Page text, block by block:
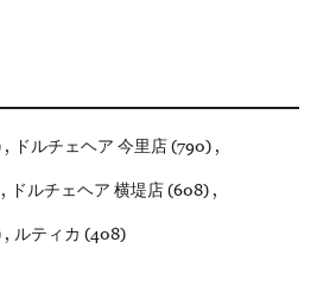
ドルチェヘア 今里店 (790)
ドルチェヘア 横堤店 (608)
ルティカ (408)